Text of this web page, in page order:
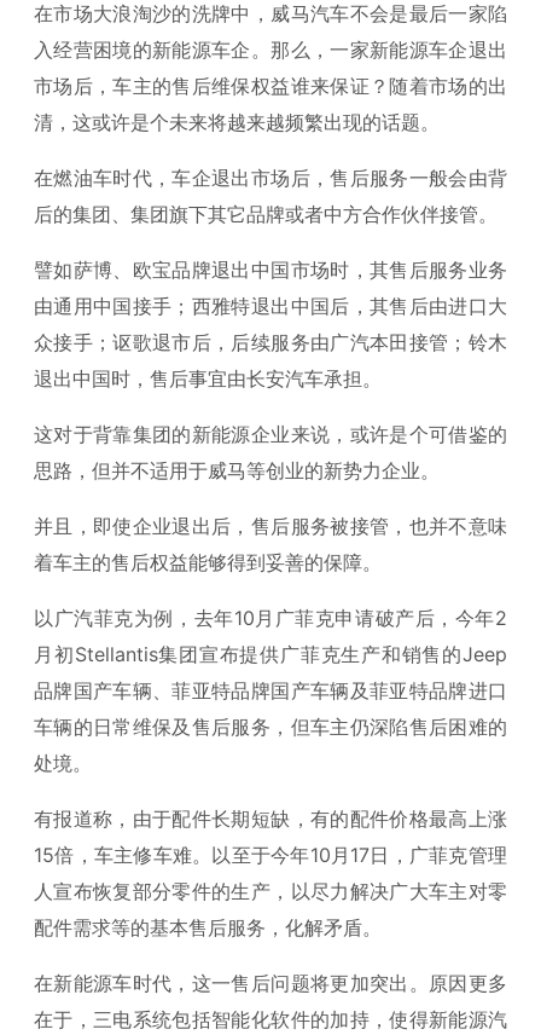
在市场大浪淘沙的洗牌中，威马汽车不会是最后一家陷
入经营困境的新能源车企。那么，一家新能源车企退出
市场后，车主的售后维保权益谁来保证？随着市场的出
清，这或许是个未来将越来越频繁出现的话题。
在燃油车时代，车企退出市场后，售后服务一般会由背
后的集团、集团旗下其它品牌或者中方合作伙伴接管。
譬如萨博、欧宝品牌退出中国市场时，其售后服务业务
由通用中国接手；西雅特退出中国后，其售后由进口大
众接手；讴歌退市后，后续服务由广汽本田接管；铃木
退出中国时，售后事宜由长安汽车承担。
这对于背靠集团的新能源企业来说，或许是个可借鉴的
思路，但并不适用于威马等创业的新势力企业。
并且，即使企业退出后，售后服务被接管，也并不意味
着车主的售后权益能够得到妥善的保障。
以广汽菲克为例，去年10月广菲克申请破产后，今年2
月初Stellantis集团宣布提供广菲克生产和销售的Jeep
品牌国产车辆、菲亚特品牌国产车辆及菲亚特品牌进口
车辆的日常维保及售后服务，但车主仍深陷售后困难的
处境。
有报道称，由于配件长期短缺，有的配件价格最高上涨
15倍，车主修车难。以至于今年10月17日，广菲克管理
人宣布恢复部分零件的生产，以尽力解决广大车主对零
配件需求等的基本售后服务，化解矛盾。
在新能源车时代，这一售后问题将更加突出。原因更多
在于，三电系统包括智能化软件的加持，使得新能源汽